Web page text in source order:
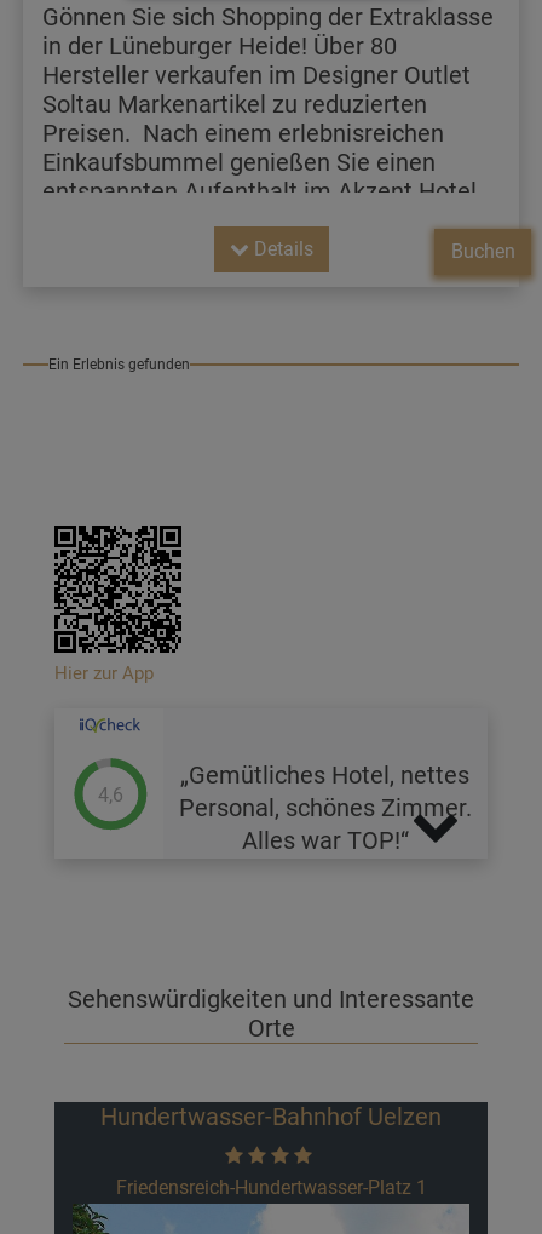
Gönnen Sie sich Shopping der Extraklasse
in der Lüneburger Heide! Über 80
Hersteller verkaufen im Designer Outlet
Soltau Markenartikel zu reduzierten
Preisen. Nach einem erlebnisreichen
Einkaufsbummel genießen Sie einen
entspannten Aufenthalt im Akzent Hotel
Deutsche Eiche.
Buchen
Details
Ein Erlebnis gefunden
Hier zur App
4,6
Gemütliches Hotel, nettes
Personal, schönes Zimmer.
Alles war TOP!
Sehenswürdigkeiten und Interessante
Orte
Klein Bünstorfer Heide